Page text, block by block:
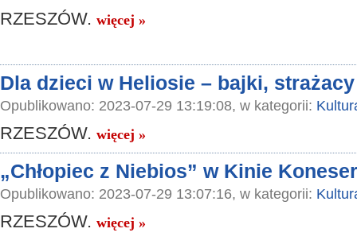
RZESZÓW. więcej »
Dla dzieci w Heliosie – bajki,
Opublikowano: 2023-07-29 13:19:08, w kategorii:
RZESZÓW. więcej »
„Chłopiec z Niebios” w Kinie
Opublikowano: 2023-07-29 13:07:16, w kategorii:
RZESZÓW. więcej »